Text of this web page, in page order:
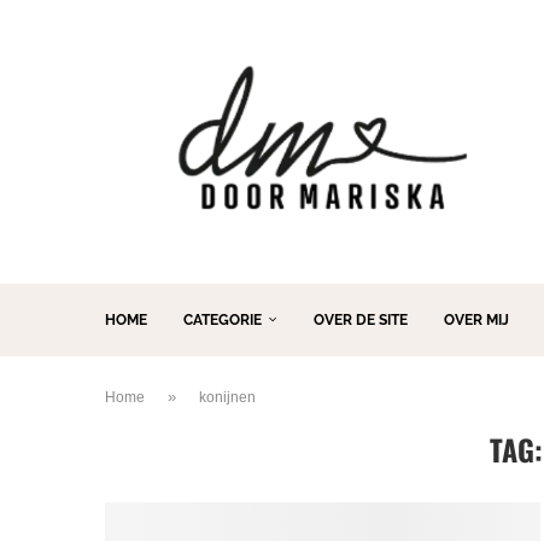
HOME CATEGORIE OVER DE SITE OVER MIJ
Home » konijnen
TAG: